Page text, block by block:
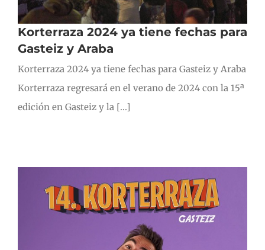
Korterraza 2024 ya tiene fechas para
Gasteiz y Araba
Korterraza 2024 ya tiene fechas para Gasteiz y Araba
Korterraza regresará en el verano de 2024 con la 15ª
edición en Gasteiz y la [...]